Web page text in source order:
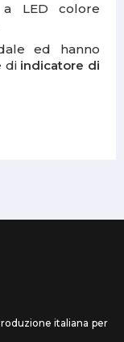
LED colore
ed hanno
di indicatore di
italiana per